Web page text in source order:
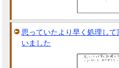
思っていたより早く処理し
いました